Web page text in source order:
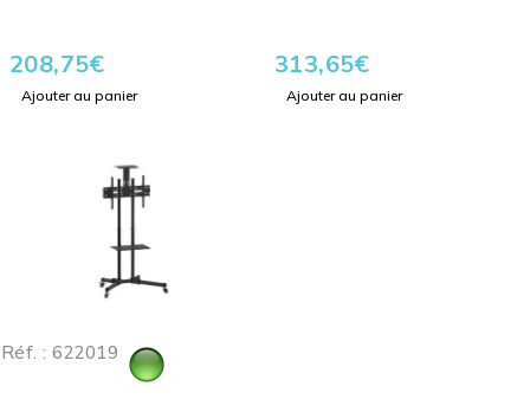
208,75€
Ajouter au panier
313,65€
Ajouter au panier
Réf. : 622019